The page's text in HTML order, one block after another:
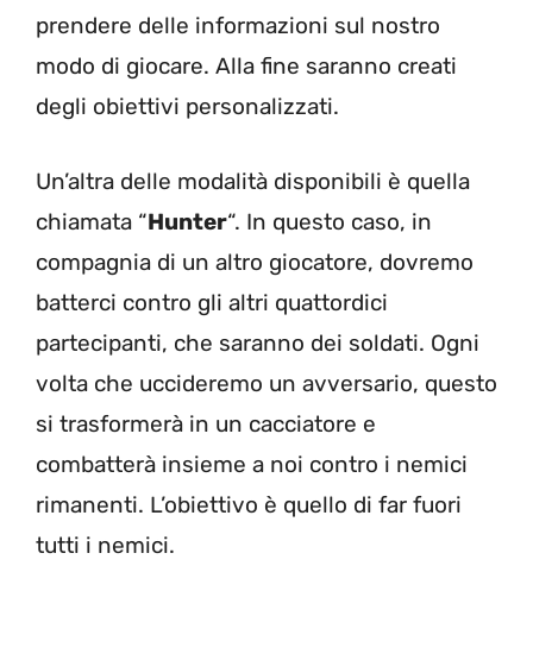
prendere delle informazioni sul nostro
modo di giocare. Alla fine saranno creati
degli obiettivi personalizzati.
Un’altra delle modalità disponibili è quella
chiamata “Hunter“. In questo caso, in
compagnia di un altro giocatore, dovremo
batterci contro gli altri quattordici
partecipanti, che saranno dei soldati. Ogni
volta che uccideremo un avversario, questo
si trasformerà in un cacciatore e
combatterà insieme a noi contro i nemici
rimanenti. L’obiettivo è quello di far fuori
tutti i nemici.